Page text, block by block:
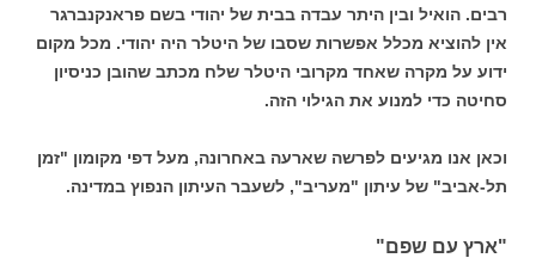
רבים. הואיל ובין היתר עבדה בבית של יהודי בשם פראנקנברגר
אין להוציא מכלל אפשרות שסבו של היטלר היה יהודי. מכל מקום
ידוע על מקרה שאחד מקרובי היטלר שלח מכתב שהובן כניסיון
סחיטה כדי למנוע את הגילוי הזה.
וכאן אנו מגיעים לפרשה שארעה באחרונה, מעל דפי מקומון "זמן
תל-אביב" של עיתון "מעריב", לשעבר העיתון הנפוץ במדינה.
"ארץ עם שפם"